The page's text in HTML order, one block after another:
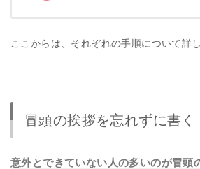
ここからは、それぞれの手順について詳
冒頭の挨拶を忘れずに書く
意外とできていない人の多いのが冒頭